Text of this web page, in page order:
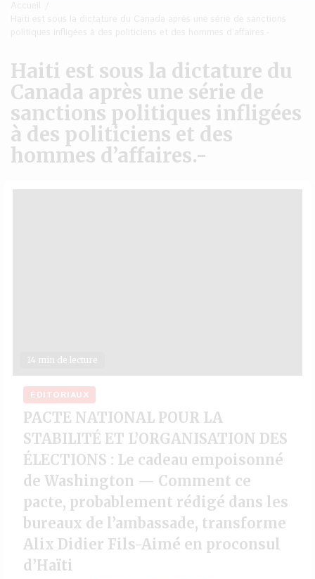
Haiti est sous la dictature du
Canada après une série de
sanctions politiques infligées
à des politiciens et des
hommes d’affaires.-
14 min de lecture
ÉDITORIAUX
PACTE NATIONAL POUR LA
STABILITÉ ET L’ORGANISATION DES
ÉLECTIONS : Le cadeau empoisonné
de Washington — Comment ce
pacte, probablement rédigé dans les
bureaux de l’ambassade, transforme
Alix Didier Fils-Aimé en proconsul
d’Haïti